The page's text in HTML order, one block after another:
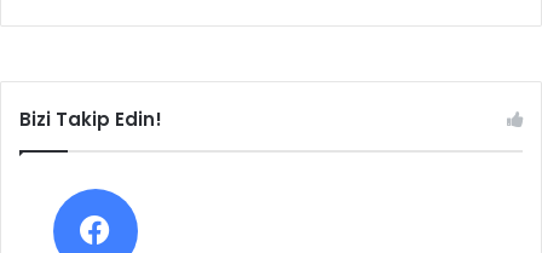
Bizi Takip Edin!